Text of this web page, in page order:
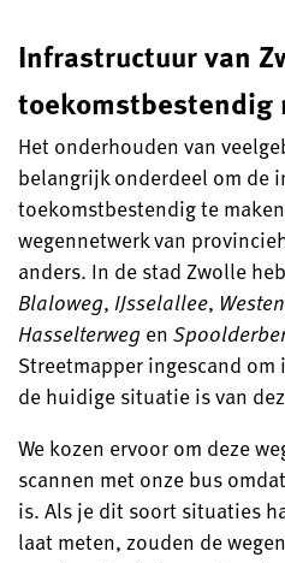
Infrastructuur van
toekomstbestendig
Het onderhouden van
belangrijk onderdeel om de
toekomstbestendig te
wegennetwerk van
anders. In de stad Zwolle
Blaloweg,IJsselallee,
Hasselterwegen
Streetmapper ingescand
de huidige situatie is van
We kozen ervoor om deze
scannen met onze bus
is. Als je dit soort situaties
laat meten, zouden de